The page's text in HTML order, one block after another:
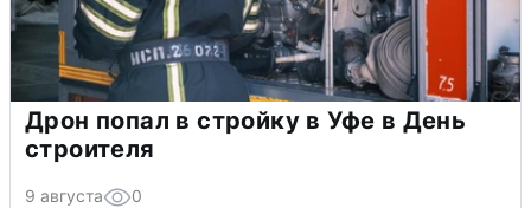
Дрон попал в стройку в Уфе в День
строителя
9 августа 0